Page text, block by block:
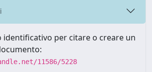
identificativo per citare o creare un
11586/5228